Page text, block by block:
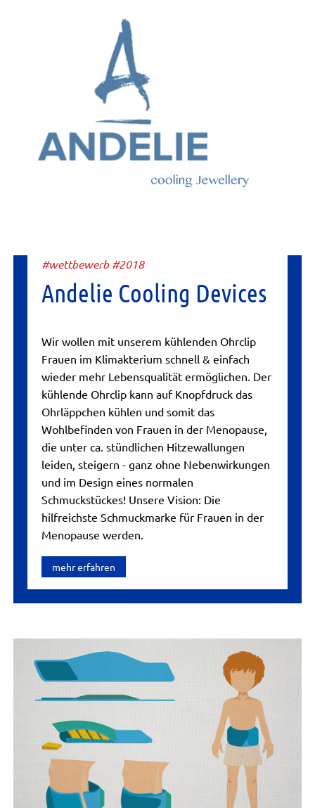
#wettbewerb #2018
Andelie Cooling Devices
Wir wollen mit unserem kühlenden Ohrclip
Frauen im Klimakterium schnell & einfach
wieder mehr Lebensqualität ermöglichen. Der
kühlende Ohrclip kann auf Knopfdruck das
Ohrläppchen kühlen und somit das
Wohlbefinden von Frauen in der Menopause,
die unter ca. stündlichen Hitzewallungen
leiden, steigern - ganz ohne Nebenwirkungen
und im Design eines normalen
Schmuckstückes! Unsere Vision: Die
hilfreichste Schmuckmarke für Frauen in der
Menopause werden.
mehr erfahren